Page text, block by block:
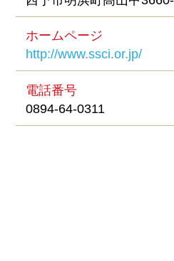
ホームページ
http://www.ssci.or.jp/
電話番号
0894-64-0311